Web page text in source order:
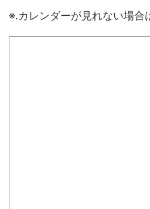
※.カレンダーが見れない場合